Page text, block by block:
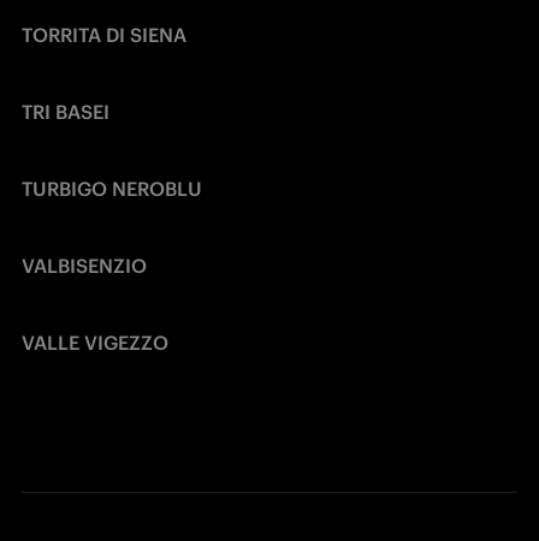
TORRITA DI SIENA
TRI BASEI
TURBIGO NEROBLU
VALBISENZIO
VALLE VIGEZZO